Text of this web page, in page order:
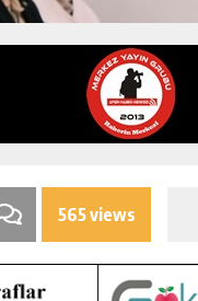
565 views